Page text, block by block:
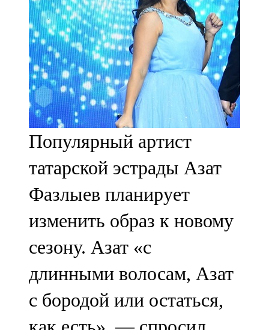
Минзәлә
107,3 FM
Мөслим
100,0 FM
Нурлат
104,7 FM
Олы Әтнә
71,42 FM
Сарман
107,8 FM
Теләче
106,1 FM
Популярный артист
татарской эстрады Азат
Фазлыев планирует
изменить образ к новому
сезону. Азат «с
длинными волосам, Азат
с бородой или остаться,